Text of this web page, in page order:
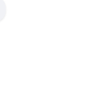
ফুহাই স্ট্রিট,